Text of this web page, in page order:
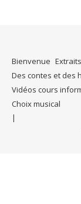
Bienvenue
Des contes et des
Vidéos cours
Choix musical